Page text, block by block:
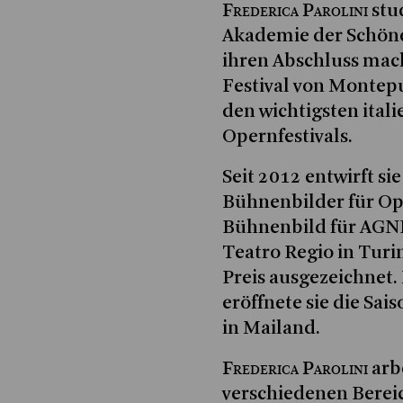
Frederica Parolini
Akademie der
ihren Abschluss
Festival von
den wichtigsten
Opernfestivals.
Seit 2012 entwirft
Bühnenbilder für
Bühnenbild für
Teatro Regio in
Preis
eröffnete sie die
in Mailand.
Frederica Parolini
verschiedenen